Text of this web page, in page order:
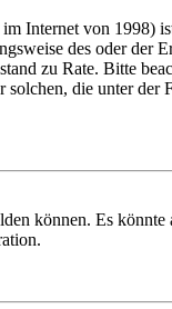
Internet von 1998)
des oder der
zu Rate. Bitte
die unter
können. Es könnte